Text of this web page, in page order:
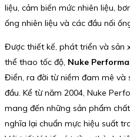
liệu, cảm biến mức nhiên liệu,
ống nhiên liệu và các đầu nối
Được thiết kế, phát triển và sản
thể thao tốc độ, Nuke
Điển, ra đời từ niềm đam mê và
đầu. Kể từ năm 2004, Nuke
mang đến những sản phẩm
nghĩa lại chuẩn mực hiệu suất